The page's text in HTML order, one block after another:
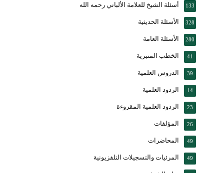
أسئلة الشيخ للعلامة الألباني رحمه الله 133
الأسئلة الحديثية 328
الأسئلة العامة 280
الخطب المنبرية 41
الدروس العلمية 39
الردود العلمية 14
الردود العلمية المقروءة 23
المؤلفات 26
المحاضرات 49
المرئيات والتسجيلات التلفزيونية 49